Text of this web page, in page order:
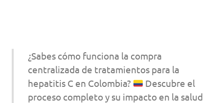
¿Sabes cómo funciona la compra
centralizada de tratamientos para la
hepatitis C en Colombia?
Descubre el
proceso completo y su impacto en la salud